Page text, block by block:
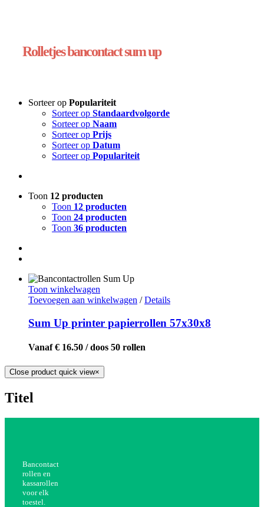
Rolletjes bancontact sum up
Sorteer op Populariteit
Sorteer op Standaardvolgorde
Sorteer op Naam
Sorteer op Prijs
Sorteer op Datum
Sorteer op Populariteit
Toon 12 producten
Toon 12 producten
Toon 24 producten
Toon 36 producten
Toon winkelwagen
Toevoegen aan winkelwagen / Details
Sum Up printer papierrollen 57x30x8
Vanaf € 16.50 / doos 50 rollen
Close product quick view×
Titel
Bancontact
rollen en
kassarollen
voor elk
toestel.